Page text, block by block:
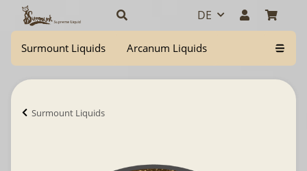
DE
Surmount Liquids Arcanum Liquids
Surmount Liquids